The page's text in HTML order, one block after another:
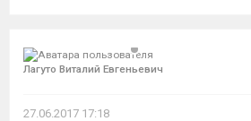
Лагуто Виталий Евгеньевич
27.06.2017 17:18